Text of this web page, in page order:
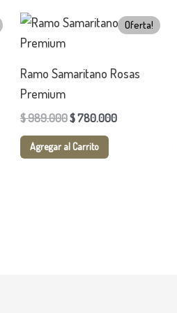
Oferta!
Ramo Samaritano Rosas
Premium
$989.000
El
$ 989.000.
$780.000
El
precio
$ 780.000.
Agregar al Carrito